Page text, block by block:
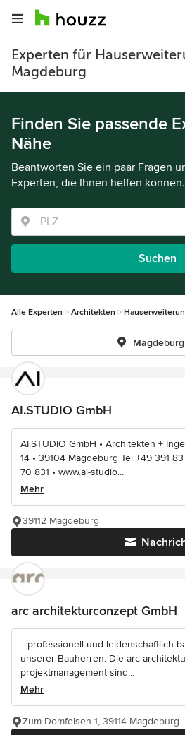
Experten für
Magdeburg
Finden Sie passende
Nähe
Beantworten Sie ein paar Fragen
Experten, die Ihnen helfen können.
Suchen
Alle Experten Architekten
Magdeburg
AI.STUDIO GmbH
AI.STUDIO GmbH • Architekten +
14 • 39104 Magdeburg Tel +49 391
70 831 • www.ai-studio...
Mehr
39112 Magdeburg
arc architekturconzept GmbH
…professionell und leidenschaftlich
unserer Bauherren. Die arc
projektmanagement sind...
Mehr
Zum Domfelsen 1, 39114 Magdeburg